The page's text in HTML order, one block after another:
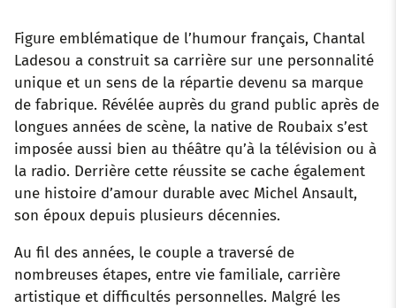
Figure emblématique de l’humour français, Chantal
Ladesou a construit sa carrière sur une personnalité
unique et un sens de la répartie devenu sa marque
de fabrique. Révélée auprès du grand public après de
longues années de scène, la native de Roubaix s’est
imposée aussi bien au théâtre qu’à la télévision ou à
la radio. Derrière cette réussite se cache également
une histoire d’amour durable avec Michel Ansault,
son époux depuis plusieurs décennies.
Au fil des années, le couple a traversé de
nombreuses étapes, entre vie familiale, carrière
artistique et difficultés personnelles. Malgré les